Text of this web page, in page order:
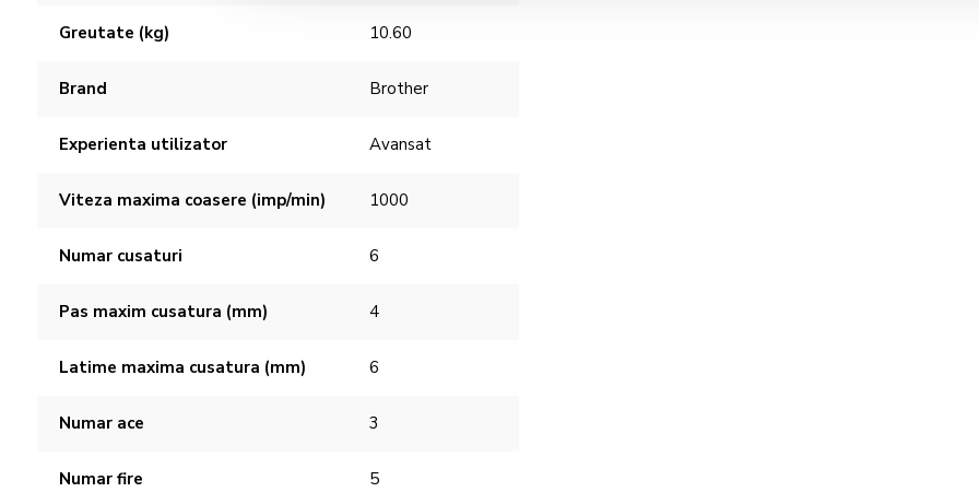
Greutate (kg) 10.60
Brand Brother
Experienta utilizator Avansat
Viteza maxima coasere (imp/min) 1000
Numar cusaturi 6
Pas maxim cusatura (mm) 4
Latime maxima cusatura (mm) 6
Numar ace 3
Numar fire 5